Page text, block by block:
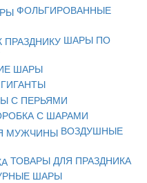
ФОЛЬГИРОВАННЫЕ
ШАРЫ ПО
ШАРЫ
С ПЕРЬЯМИ
С ШАРАМИ
ВОЗДУШНЫЕ
ТОВАРЫ ДЛЯ ПРАЗДНИКА
ШАРЫ